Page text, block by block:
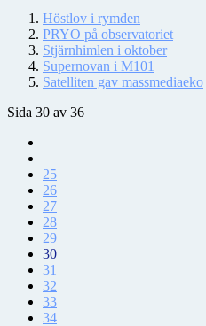
Höstlov i rymden
PRYO på observatoriet
Stjärnhimlen i oktober
Supernovan i M101
Satelliten gav massmediaeko
Sida 30 av 36
25
26
27
28
29
30
31
32
33
34